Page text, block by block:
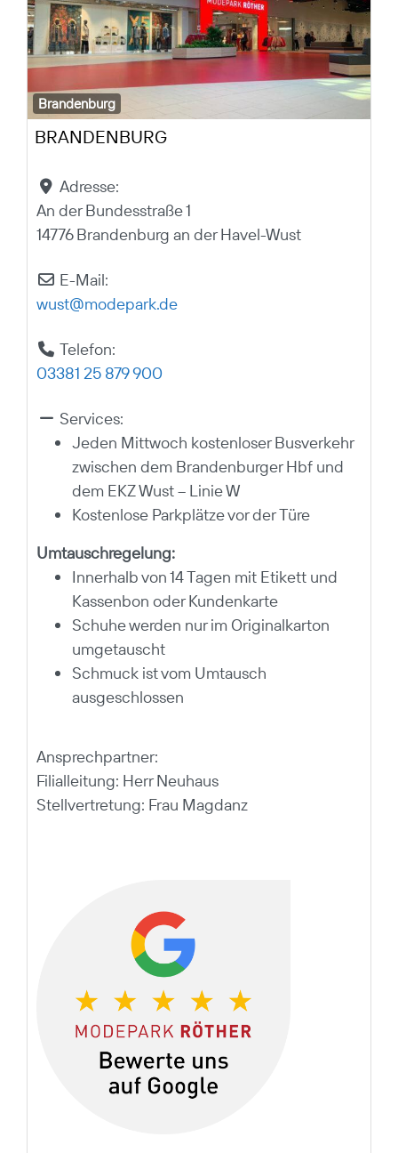
Brandenburg
BRANDENBURG
Adresse:
An der Bundesstraße 1
14776 Brandenburg an der Havel-Wust
E-Mail:
wust@modepark.de
Telefon:
03381 25 879 900
Services:
Jeden Mittwoch kostenloser Busverkehr
zwischen dem Brandenburger Hbf und
dem EKZ Wust – Linie W
Kostenlose Parkplätze vor der Türe
Umtauschregelung:
Innerhalb von 14 Tagen mit Etikett und
Kassenbon oder Kundenkarte
Schuhe werden nur im Originalkarton
umgetauscht
Schmuck ist vom Umtausch
ausgeschlossen
Ansprechpartner:
Filialleitung: Herr Neuhaus
Stellvertretung: Frau Magdanz